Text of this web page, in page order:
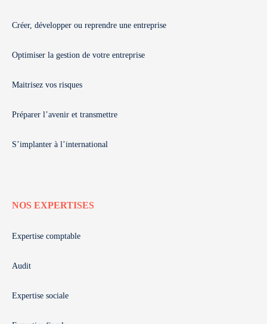
Créer, développer ou reprendre une entreprise
Optimiser la gestion de votre entreprise
Maitrisez vos risques
Préparer l’avenir et transmettre
S’implanter à l’international
NOS EXPERTISES
Expertise comptable
Audit
Expertise sociale